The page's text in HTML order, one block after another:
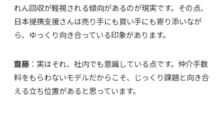
れん回収が軽視される傾向があるのが現実です。その点、
日本提携支援さんは売り手にも買い手にも寄り添いなが
ら、ゆっくり向き合っている印象があります。
齋藤 ：実はそれ、社内でも意識している点です。仲介手数
料をもらわないモデルだからこそ、じっくり課題と向き合
える立ち位置があると思っています。